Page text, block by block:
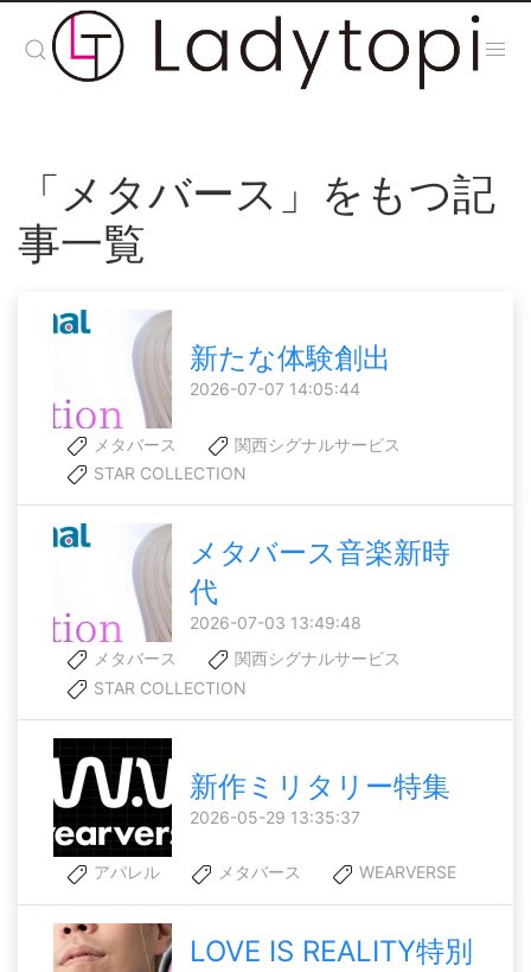
「メタバース」をもつ記
事一覧
新たな体験創出
2026-07-07 14:05:44
メタバース
関西シグナルサービス
STAR COLLECTION
メタバース音楽新時
代
2026-07-03 13:49:48
メタバース
関西シグナルサービス
STAR COLLECTION
新作ミリタリー特集
2026-05-29 13:35:37
アパレル メタバース WEARVERSE
LOVE IS REALITY特別